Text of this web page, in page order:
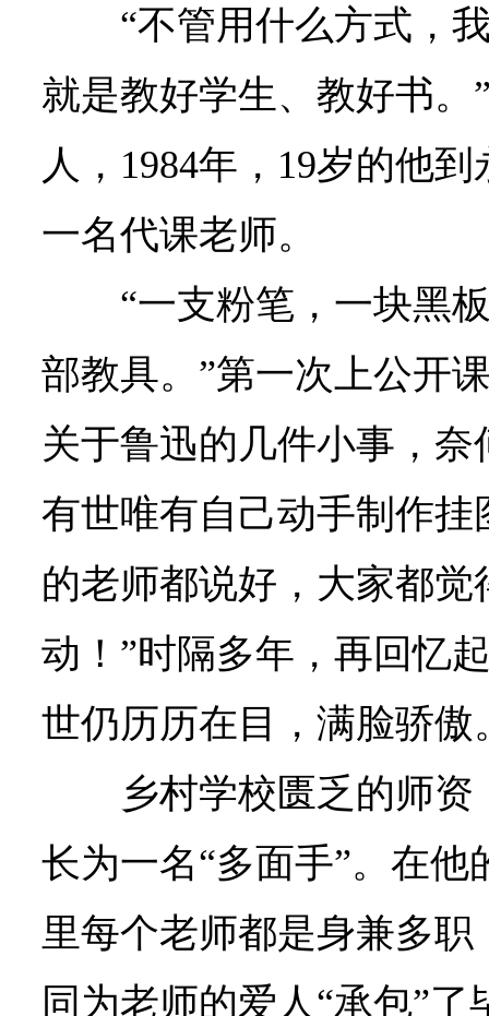
“不管用什么方式，
就是教好学生、教好书。
人，1984年，19岁的他
一名代课老师。
“一支粉笔，一块黑
部教具。”第一次上公开
关于鲁迅的几件小事，
有世唯有自己动手制作挂
的老师都说好，大家都
动！”时隔多年，再回忆
世仍历历在目，满脸骄傲
乡村学校匮乏的师
长为一名“多面手”。在
里每个老师都是身兼多
同为老师的爱人“承包”